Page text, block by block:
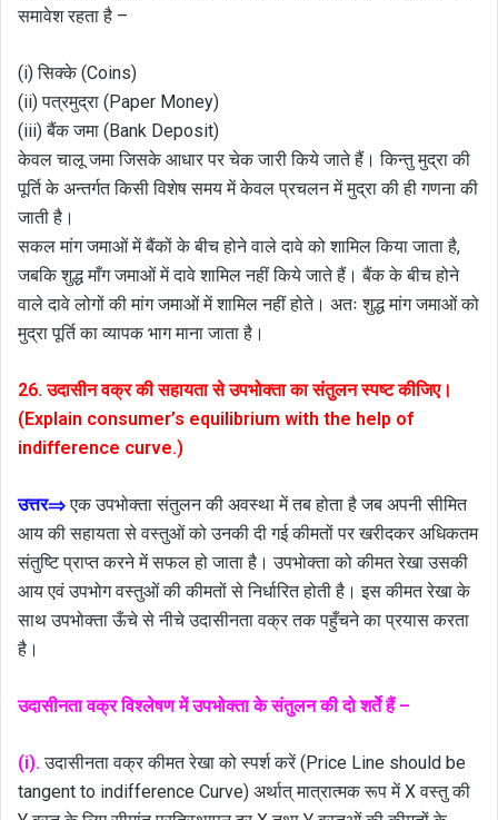
समावेश रहता है –
(i) सिक्के (Coins)
(ii) पत्रमुद्रा (Paper Money)
(iii) बैंक जमा (Bank Deposit)
केवल चालू जमा जिसके आधार पर चेक जारी किये जाते हैं। किन्तु मुद्रा की
पूर्ति के अन्तर्गत किसी विशेष समय में केवल प्रचलन में मुद्रा की ही गणना की
जाती है।
सकल मांग जमाओं में बैंकों के बीच होने वाले दावे को शामिल किया जाता है,
जबकि शुद्ध माँग जमाओं में दावे शामिल नहीं किये जाते हैं। बैंक के बीच होने
वाले दावे लोगों की मांग जमाओं में शामिल नहीं होते। अतः शुद्ध मांग जमाओं को
मुद्रा पूर्ति का व्यापक भाग माना जाता है।
26. उदासीन वक्र की सहायता से उपभोक्ता का संतुलन स्पष्ट कीजिए।
(Explain consumer’s equilibrium with the help of
indifference curve.)
उत्तर⇒ एक उपभोक्ता संतुलन की अवस्था में तब होता है जब अपनी सीमित
आय की सहायता से वस्तुओं को उनकी दी गई कीमतों पर खरीदकर अधिकतम
संतुष्टि प्राप्त करने में सफल हो जाता है। उपभोक्ता को कीमत रेखा उसकी
आय एवं उपभोग वस्तुओं की कीमतों से निर्धारित होती है। इस कीमत रेखा के
साथ उपभोक्ता ऊँचे से नीचे उदासीनता वक्र तक पहुँचने का प्रयास करता
है।
उदासीनता वक्र विश्लेषण में उपभोक्ता के संतुलन की दो शर्ते हैं –
(i). उदासीनता वक्र कीमत रेखा को स्पर्श करें (Price Line should be
tangent to indifference Curve) अर्थात् मात्रात्मक रूप में X वस्तु की